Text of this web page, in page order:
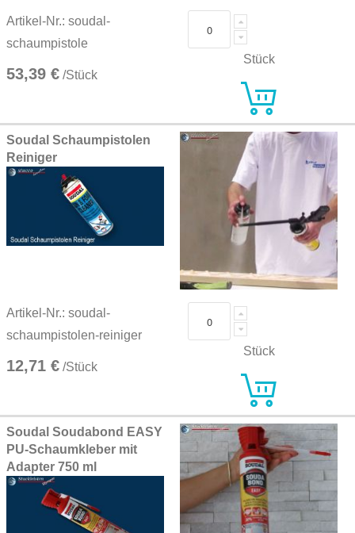
Artikel-Nr.: soudal-
schaumpistole
53,39 € /Stück
Stück
Soudal Schaumpistolen
Reiniger
Artikel-Nr.: soudal-
schaumpistolen-reiniger
12,71 € /Stück
Stück
Soudal Soudabond EASY
PU-Schaumkleber mit
Adapter 750 ml